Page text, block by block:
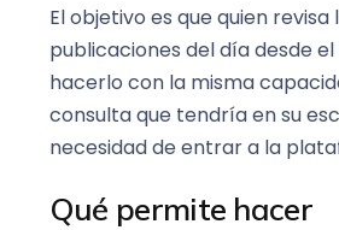
El objetivo es que quien revisa
publicaciones del día desde
hacerlo con la misma
consulta que tendría en su
necesidad de entrar a la
Qué permite hacer